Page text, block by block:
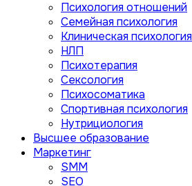
Психология отношений
Семейная психология
Клиническая психология
НЛП
Психотерапия
Сексология
Психосоматика
Спортивная психология
Нутрициология
Высшее образование
Маркетинг
SMM
SEO